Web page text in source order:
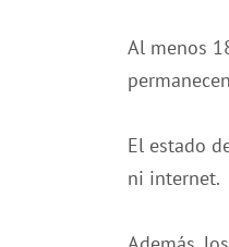
Al menos
El estado
ni internet.